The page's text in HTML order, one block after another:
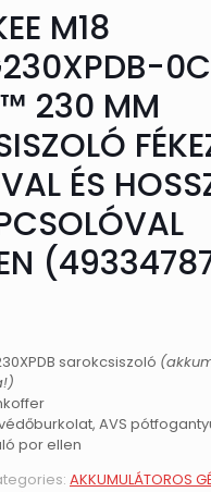
M18
230 MM
ÉS
sarokcsiszoló
AVS
por ellen
AKKUMULÁTOROS